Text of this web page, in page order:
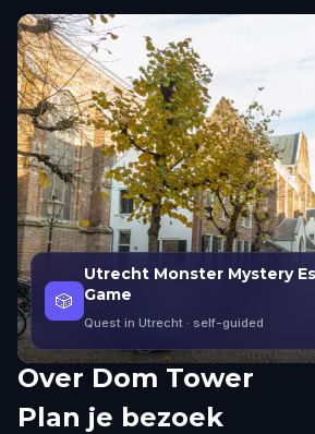
🎲
Utrecht Monster Mystery
Game
Quest in Utrecht · self-guided
Over Dom Tower
Plan je bezoek